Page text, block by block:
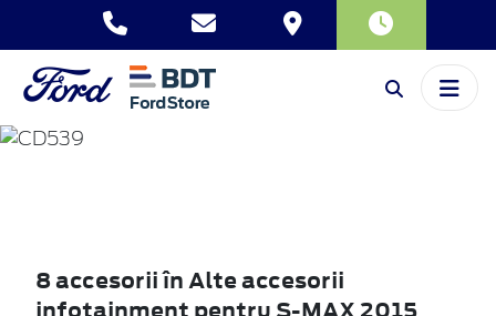
S-MAX
8 accesorii în Alte accesorii
infotainment pentru S-MAX 2015